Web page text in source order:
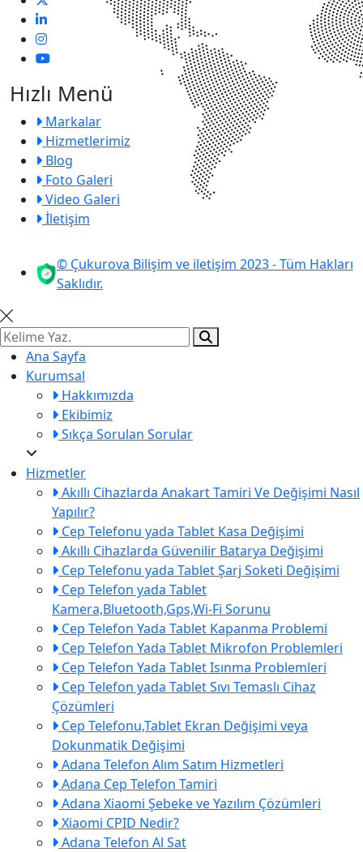
Hızlı Menü
Markalar
Hizmetlerimiz
Blog
Foto Galeri
Video Galeri
İletişim
© Çukurova Bilişim ve iletişim 2023 - Tüm Hakları
Saklıdır.
Ana Sayfa
Kurumsal
Hakkımızda
Ekibimiz
Sıkça Sorulan Sorular
Hizmetler
Akıllı Cihazlarda Anakart Tamiri Ve Değişimi Nasıl
Yapılır?
Cep Telefonu yada Tablet Kasa Değişimi
Akıllı Cihazlarda Güvenilir Batarya Değişimi
Cep Telefonu yada Tablet Şarj Soketi Değişimi
Cep Telefon yada Tablet
Kamera,Bluetooth,Gps,Wi-Fi Sorunu
Cep Telefon Yada Tablet Kapanma Problemi
Cep Telefon Yada Tablet Mikrofon Problemleri
Cep Telefon Yada Tablet Isınma Problemleri
Cep Telefon yada Tablet Sıvı Temaslı Cihaz
Çözümleri
Cep Telefonu,Tablet Ekran Değişimi veya
Dokunmatik Değişimi
Adana Telefon Alım Satım Hizmetleri
Adana Cep Telefon Tamiri
Adana Xiaomi Şebeke ve Yazılım Çözümleri
Xiaomi CPID Nedir?
Adana Telefon Al Sat